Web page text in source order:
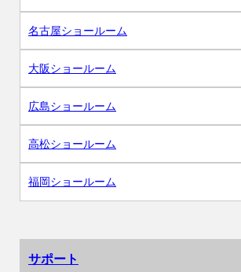
名古屋ショールーム
大阪ショールーム
広島ショールーム
高松ショールーム
福岡ショールーム
サポート